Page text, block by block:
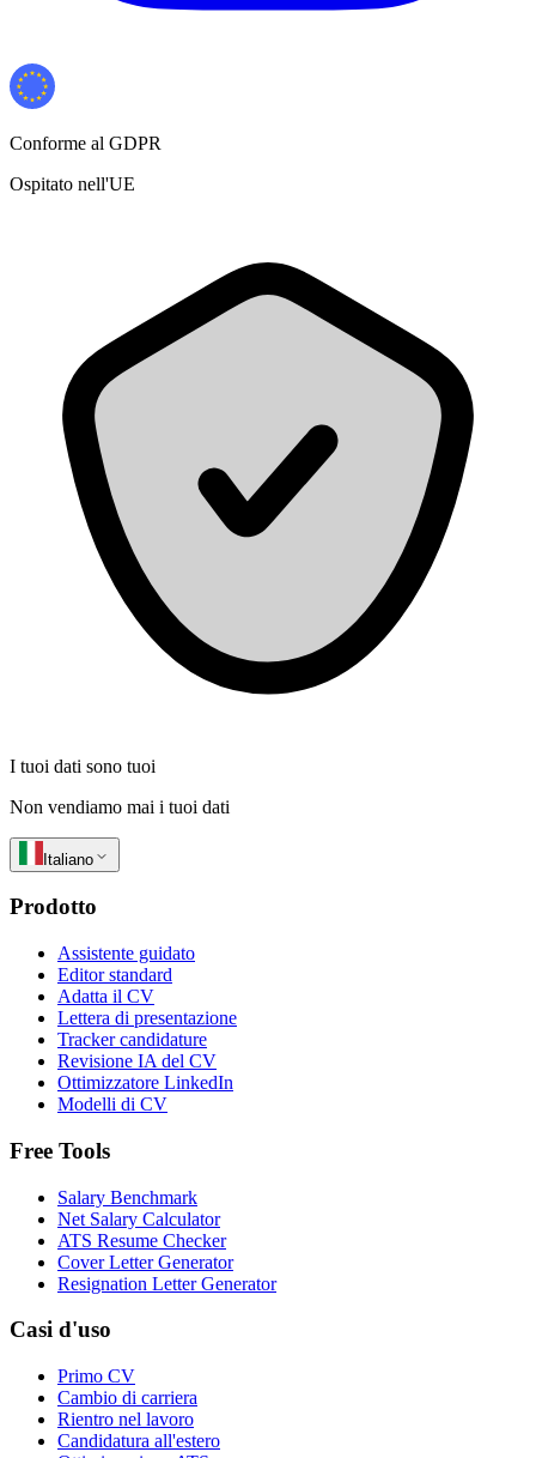
Conforme al GDPR
Ospitato nell'UE
I tuoi dati sono tuoi
Non vendiamo mai i tuoi dati
Italiano
Prodotto
Assistente guidato
Editor standard
Adatta il CV
Lettera di presentazione
Tracker candidature
Revisione IA del CV
Ottimizzatore LinkedIn
Modelli di CV
Free Tools
Salary Benchmark
Net Salary Calculator
ATS Resume Checker
Cover Letter Generator
Resignation Letter Generator
Casi d'uso
Primo CV
Cambio di carriera
Rientro nel lavoro
Candidatura all'estero